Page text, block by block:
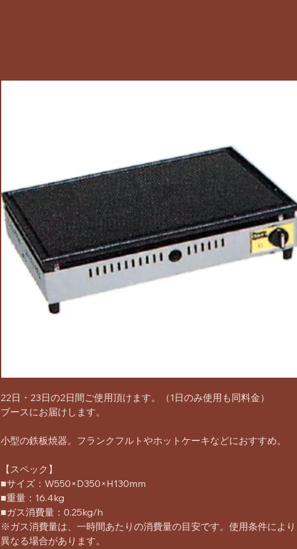
22日・23日の2日間ご使用頂けます。（1日のみ使用も同料金）
ブースにお届けします。
小型の鉄板焼器。フランクフルトやホットケーキなどにおすすめ。
【スペック】
■サイズ：W550×D350×H130mm
■重量：16.4kg
■ガス消費量：0.25kg/h
※ガス消費量は、一時間あたりの消費量の目安です。使用条件により
異なる場合があります。